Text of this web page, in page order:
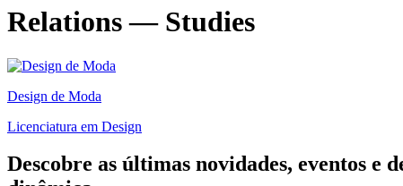
Relations — Studies
Design de Moda
Licenciatura em Design
Descobre as últimas novidades, eventos e